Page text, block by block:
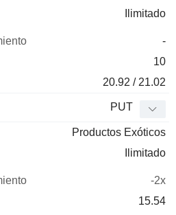
Ilimitado
-
10
20.92 / 21.02
PUT
Productos Exóticos
Ilimitado
-2x
15.54